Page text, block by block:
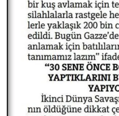
Sakarya Müftülüğü
Samsun Müftülüğü
Siirt Müftülüğü
Sinop Müftülüğü
Sivas Müftülüğü